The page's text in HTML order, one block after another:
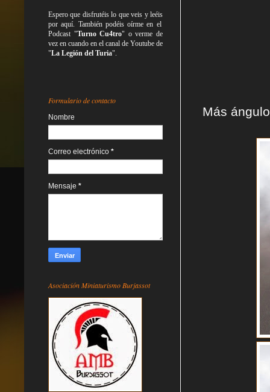
Más
Espero que disfrutéis lo queveis yleéis
por aquí. También podéis oírme en el
Podcast "Turno Cu4tro" o verme de
vez en cuando en el canal de Youtube de
"La Legión del Turia".
Formulario de contacto
Nombre
Correo electrónico *
Mensaje *
Asociación Miniaturismo Burjassot